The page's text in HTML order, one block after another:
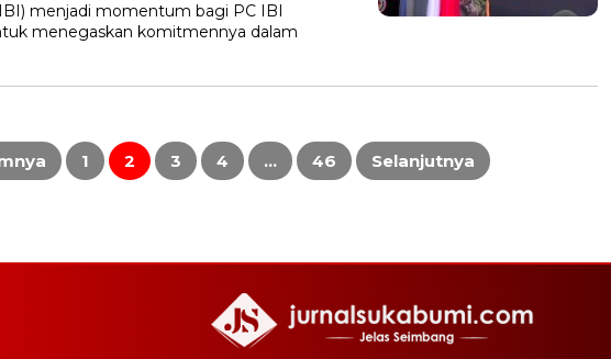
menjadi momentum bagi PC IBI
menegaskan komitmennya dalam
1 2 3 4 … 46 Selanjutnya